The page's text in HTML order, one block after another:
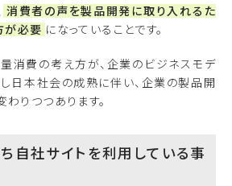
消費者の声を製品開発に取り入れるた
が必要 になっていることです。
消費の考え方が、企業のビジネスモデ
日本社会の成熟に伴い、企業の製品開
りつつあります。
自社サイトを利用している事